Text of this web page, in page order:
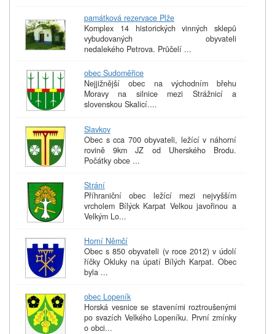
památková rezervace Plže
Komplex 14 historických vinných sklepů
vybudovaných obyvateli
nedalekého Petrova. Průčelí ...
obec Sudoměřice
Nejjižnější obec na východním břehu
Moravy na silnice mezi Strážnicí a
slovenskou Skalicí....
Slavkov
Obec s cca 700 obyvateli, ležící v náhorní
rovině 9km JZ od Uherského Brodu.
Počátky obce ...
Strání
Příhraniční obec ležící mezi nejvyšším
vrcholem Bílýck Karpat Velkou javořinou a
Velkým Lo...
Horní Němčí
Obec s 850 obyvateli (v roce 2012) v údolí
říčky Okluky na úpatí Bílých Karpat. Obec
byla ...
obec Lopeník
Horská vesnice se staveními roztroušenými
po svazích Velkého Lopeníku. První zmínky
o obci...